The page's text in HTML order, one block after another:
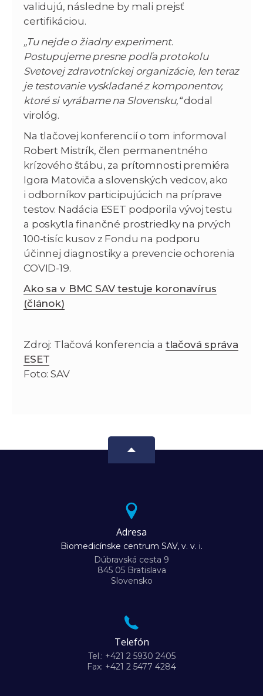
validujú, následne by mali prejsť
certifikáciou.
„Tu nejde o žiadny experiment.
Postupujeme presne podľa protokolu
Svetovej zdravotníckej organizácie, len teraz
je testovanie vyskladané z komponentov,
ktoré si vyrábame na Slovensku,“dodal
virológ.
Na tlačovej konferencií o tom informoval
Robert Mistrík, člen permanentného
krízového štábu, za prítomnosti premiéra
Igora Matoviča a slovenských vedcov, ako
i odborníkov participujúcich na príprave
testov. Nadácia ESET podporila vývoj testu
a poskytla finančné prostriedky na prvých
100-tisíc kusov z Fondu na podporu
účinnej diagnostiky a prevencie ochorenia
COVID-19.
Ako sa v BMC SAV testuje koronavírus
(článok)
Zdroj: Tlačová konferencia a tlačová správa
ESET
Foto: SAV
Adresa
Biomedicínske centrum SAV, v. v. i.
Dúbravská cesta 9
845 05 Bratislava
Slovensko
Telefón
Tel.: +421 2 5930 2405
Fax: +421 2 5477 4284